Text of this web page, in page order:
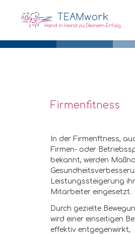
Firmenfitness
In der Firmenftness,
Firmen- oder
bekannt, werden
Leistungssteigerung
Mitarbeiter eingesetzt.
Durch gezielte
wird einer einseitigen
effektiv entgegenwirkt,